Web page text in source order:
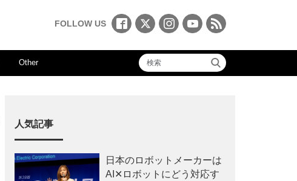
FOLLOW US
Other
人気記事
日本のロボットメーカーは
AI✕ロボットにどう対応す